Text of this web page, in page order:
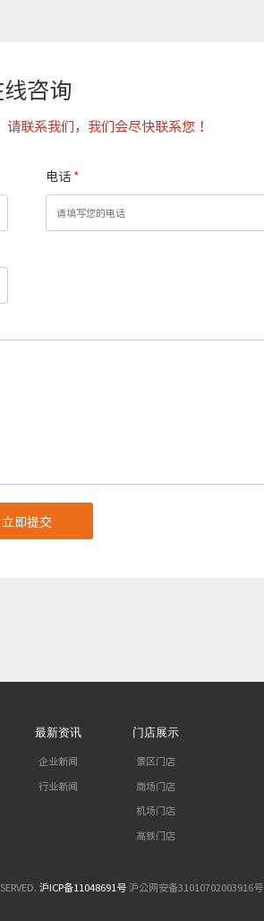
咨询
联系我们，我们会尽快联系您！
电话 *
最新资讯
企业新闻
行业新闻
门店展示
景区门店
商场门店
机场门店
高铁门店
沪ICP备11048691号沪公网安备31010702003916号